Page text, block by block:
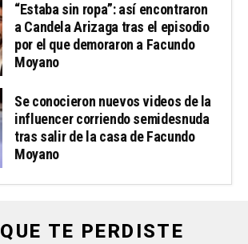
“Estaba sin ropa”: así encontraron
a Candela Arizaga tras el episodio
por el que demoraron a Facundo
Moyano
Se conocieron nuevos videos de la
influencer corriendo semidesnuda
tras salir de la casa de Facundo
Moyano
TE PERDISTE